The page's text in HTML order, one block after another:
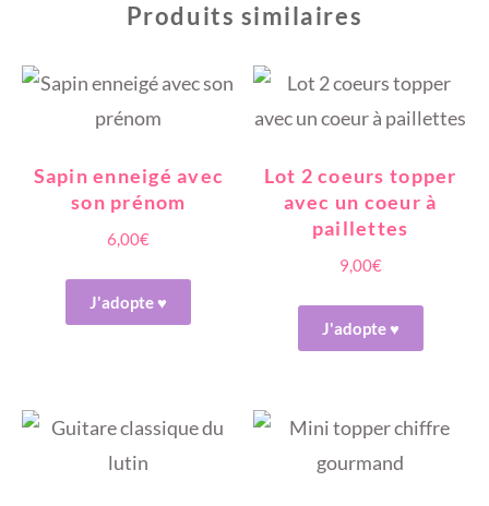
Produits similaires
Sapin enneigé avec
son prénom
6,00€
J'adopte ♥
Lot 2 coeurs topper
avec un coeur à
paillettes
9,00€
J'adopte ♥